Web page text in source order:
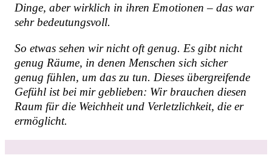
Dinge, aber wirklich in ihren Emotionen – das war
sehr bedeutungsvoll.
So etwas sehen wir nicht oft genug. Es gibt nicht
genug Räume, in denen Menschen sich sicher
genug fühlen, um das zu tun. Dieses übergreifende
Gefühl ist bei mir geblieben: Wir brauchen diesen
Raum für die Weichheit und Verletzlichkeit, die er
ermöglicht.